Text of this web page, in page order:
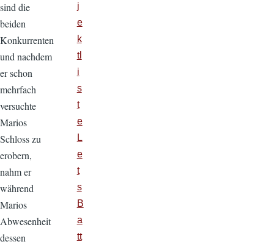
sind die
beiden
Konkurrenten
und nachdem
er schon
mehrfach
versuchte
Marios
Schloss zu
erobern,
nahm er
während
Marios
Abwesenheit
dessen
j
e
k
tl
i
s
t
e
L
e
t
s
B
a
tt